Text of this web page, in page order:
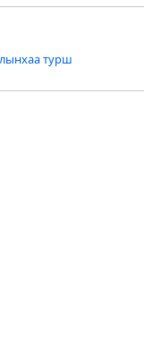
турш